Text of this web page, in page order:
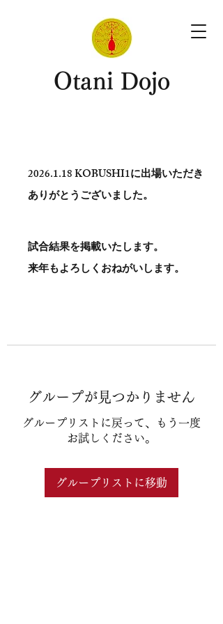
​Otani Dojo
2026.1.18KOBUSHI1に出場いただき
ありがとう​ございました。
試合結果を掲載いたします。
​来年もよろしくおねがいします。
グループが見つかりません
グループリストに戻って、もう一度
お試しください。
グループリストに移動